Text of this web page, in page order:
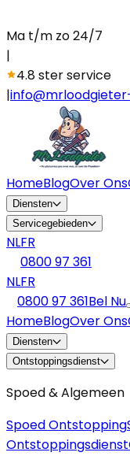
Ma t/m zo 24/7
|
4.8 ster service
|
HomeBlogOver Ons
Diensten
Servicegebieden
NLFR
0800 97 361
NLFR
0800 97 361Bel Nu
HomeBlogOver Ons
Diensten
Ontstoppingsdienst
Spoed & Algemeen
Spoed Ontstopping
Ontstoppingsdienst